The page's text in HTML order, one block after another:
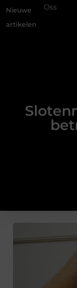
Nieuwe
artikelen
Ruimte